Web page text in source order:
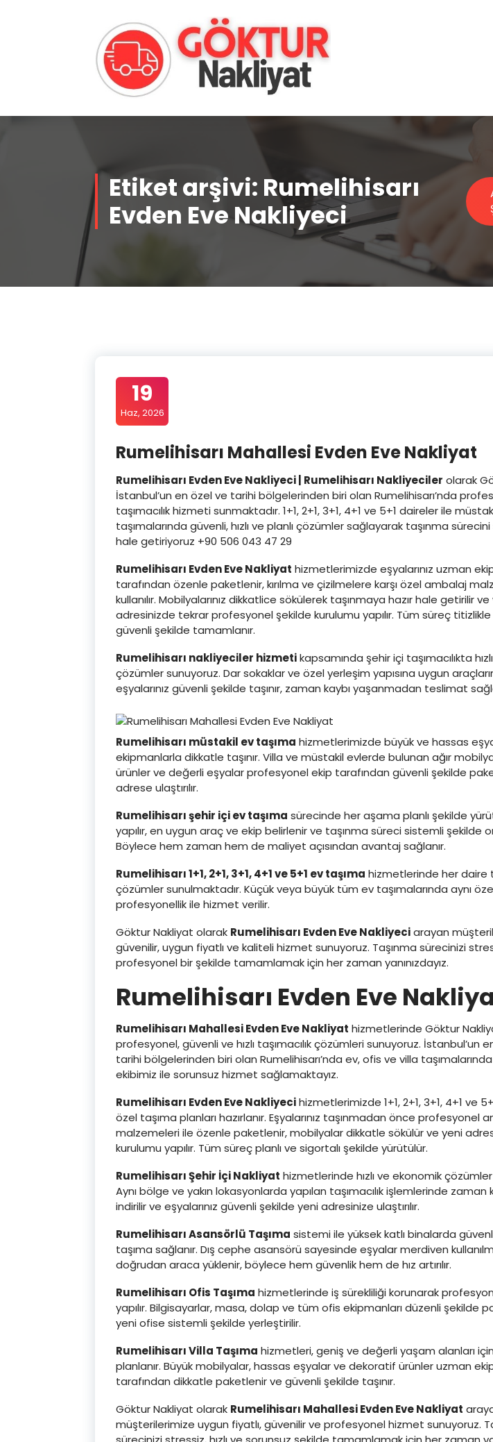
Etiket arşivi: Rumelihisarı
Evden Eve Nakliyeci
19
Haz, 2026
Rumelihisarı Mahallesi Evden Eve Nakliyat
Rumelihisarı Evden Eve Nakliyeci | Rumelihisarı Nakliyeciler olarak
İstanbul’un en özel ve tarihi bölgelerinden biri olan Rumelihisarı’nda
taşımacılık hizmeti sunmaktadır. 1+1, 2+1, 3+1, 4+1 ve 5+1 daireler ile
taşımalarında güvenli, hızlı ve planlı çözümler sağlayarak taşınma
hale getiriyoruz +90 506 043 47 29
Rumelihisarı Evden Eve Nakliyat hizmetlerimizde eşyalarınız uzman
tarafından özenle paketlenir, kırılma ve çizilmelere karşı özel ambalaj
kullanılır. Mobilyalarınız dikkatlice sökülerek taşınmaya hazır hale getirilir
adresinizde tekrar profesyonel şekilde kurulumu yapılır. Tüm süreç
güvenli şekilde tamamlanır.
Rumelihisarı nakliyeciler hizmetikapsamında şehir içi taşımacılıkta
çözümler sunuyoruz. Dar sokaklar ve özel yerleşim yapısına uygun
eşyalarınız güvenli şekilde taşınır, zaman kaybı yaşanmadan teslimat
Rumelihisarı müstakil ev taşıma hizmetlerimizde büyük ve hassas
ekipmanlarla dikkatle taşınır. Villa ve müstakil evlerde bulunan ağır
ürünler ve değerli eşyalar profesyonel ekip tarafından güvenli şekilde
adrese ulaştırılır.
Rumelihisarı şehir içi ev taşıma sürecinde her aşama planlı şekilde
yapılır, en uygun araç ve ekip belirlenir ve taşınma süreci sistemli şekilde
Böylece hem zaman hem de maliyet açısından avantaj sağlanır.
Rumelihisarı 1+1, 2+1, 3+1, 4+1 ve 5+1 ev taşıma hizmetlerinde her daire
çözümler sunulmaktadır. Küçük veya büyük tüm ev taşımalarında aynı
profesyonellik ile hizmet verilir.
Göktur Nakliyat olarak Rumelihisarı Evden Eve Nakliyeciarayan
güvenilir, uygun fiyatlı ve kaliteli hizmet sunuyoruz. Taşınma sürecinizi
profesyonel bir şekilde tamamlamak için her zaman yanınızdayız.
Rumelihisarı Evden Eve
Rumelihisarı Mahallesi Evden Eve Nakliyat hizmetlerinde Göktur
profesyonel, güvenli ve hızlı taşımacılık çözümleri sunuyoruz. İstanbul’un
tarihi bölgelerinden biri olan Rumelihisarı’nda ev, ofis ve villa
ekibimiz ile sorunsuz hizmet sağlamaktayız.
Rumelihisarı Evden Eve Nakliyecihizmetlerimizde 1+1, 2+1, 3+1, 4+1 ve
özel taşıma planları hazırlanır. Eşyalarınız taşınmadan önce profesyonel
malzemeleri ile özenle paketlenir, mobilyalar dikkatle sökülür ve yeni
kurulumu yapılır. Tüm süreç planlı ve sigortalı şekilde yürütülür.
Rumelihisarı Şehir İçi Nakliyat hizmetlerinde hızlı ve ekonomik
Aynı bölge ve yakın lokasyonlarda yapılan taşımacılık işlemlerinde zaman
indirilir ve eşyalarınız güvenli şekilde yeni adresinize ulaştırılır.
Rumelihisarı Asansörlü Taşıma sistemi ile yüksek katlı binalarda güvenli
taşıma sağlanır. Dış cephe asansörü sayesinde eşyalar merdiven
doğrudan araca yüklenir, böylece hem güvenlik hem de hız artırılır.
Rumelihisarı Ofis Taşıma hizmetlerinde iş sürekliliği korunarak
yapılır. Bilgisayarlar, masa, dolap ve tüm ofis ekipmanları düzenli şekilde
yeni ofise sistemli şekilde yerleştirilir.
Rumelihisarı Villa Taşıma hizmetleri, geniş ve değerli yaşam alanları
planlanır. Büyük mobilyalar, hassas eşyalar ve dekoratif ürünler uzman
tarafından dikkatle paketlenir ve güvenli şekilde taşınır.
Göktur Nakliyat olarak Rumelihisarı Mahallesi Evden Eve Nakliyat
müşterilerimize uygun fiyatlı, güvenilir ve profesyonel hizmet sunuyoruz.